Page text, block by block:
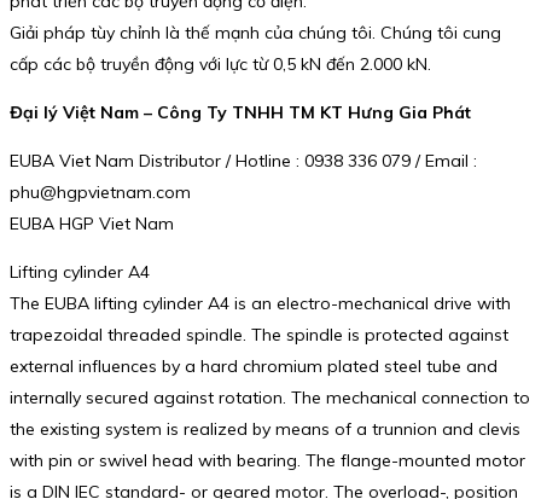
Giải pháp tùy chỉnh là thế mạnh của chúng tôi. Chúng tôi cung
cấp các bộ truyền động với lực từ 0,5 kN đến 2.000 kN.
Đại lý Việt Nam – Công Ty TNHH TM KT Hưng Gia Phát
EUBA Viet Nam Distributor / Hotline : 0938 336 079 / Email :
phu@hgpvietnam.com
EUBA HGP Viet Nam
Lifting cylinder A4
The EUBA lifting cylinder A4 is an electro-mechanical drive with
trapezoidal threaded spindle. The spindle is protected against
external influences by a hard chromium plated steel tube and
internally secured against rotation. The mechanical connection to
the existing system is realized by means of a trunnion and clevis
with pin or swivel head with bearing. The flange-mounted motor
is a DIN IEC standard- or geared motor. The overload-, position